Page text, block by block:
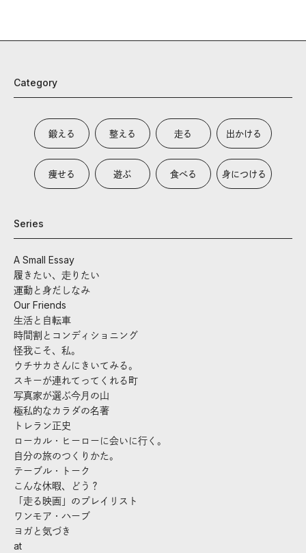
Category
鍛える 整える 走る 出かける
痩せる 遊ぶ 食べる 身につける
Series
A Small Essay
履きたい、走りたい
運動と身だしなみ
Our Friends
生活と自転車
時間割とコンディショニング
怪我こそ、私。
ウチサカさんにきいてみる。
スキーが連れてってくれる町
写真家が選ぶ今月の山
極私的なカラダの名著
トレラン正史
ローカル・ヒーローに会いに行く。
自分の旅のつくりかた。
テーブル・トーク
こんな休暇、どう？
「走る映画」のプレイリスト
ワンモア・ハーブ
ヨガと気づき
at